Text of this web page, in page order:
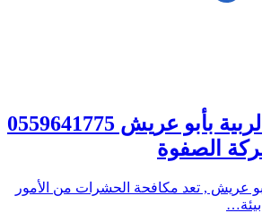
شركة مكافحة الربية بأبو عريش 0559641775
عريش , تعد مكافحة الحشرات من الأمور